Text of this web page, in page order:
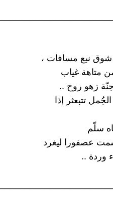
نبع مسافات ،
متاهة غياب
زهو روح ..
تتبعثر إذا
سلّم
عصفورا ليغرد
وردة ..